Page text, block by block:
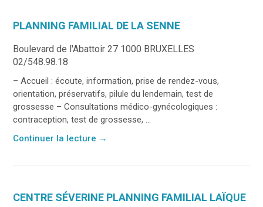
PLANNING FAMILIAL DE LA SENNE
Boulevard de l'Abattoir 27 1000 BRUXELLES
02/548.98.18
– Accueil : écoute, information, prise de rendez-vous,
orientation, préservatifs, pilule du lendemain, test de
grossesse – Consultations médico-gynécologiques :
contraception, test de grossesse, ...
Continuer la lecture →
CENTRE SÉVERINE PLANNING FAMILIAL LAÏQUE